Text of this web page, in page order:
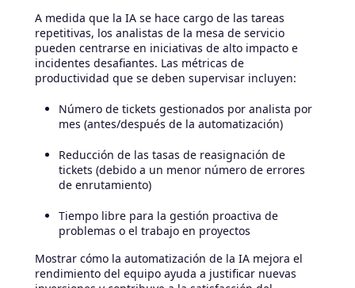
A medida que la IA se hace cargo de las tareas
repetitivas, los analistas de la mesa de servicio
pueden centrarse en iniciativas de alto impacto e
incidentes desafiantes. Las métricas de
productividad que se deben supervisar incluyen:
Número de tickets gestionados por analista por
mes (antes/después de la automatización)
Reducción de las tasas de reasignación de
tickets (debido a un menor número de errores
de enrutamiento)
Tiempo libre para la gestión proactiva de
problemas o el trabajo en proyectos
Mostrar cómo la automatización de la IA mejora el
rendimiento del equipo ayuda a justificar nuevas